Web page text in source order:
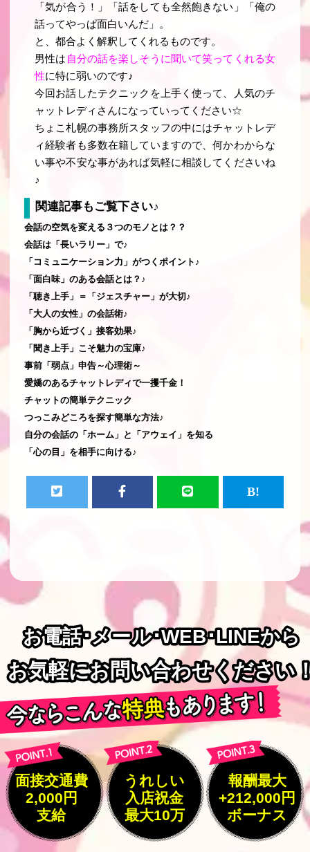
「気が合う！ 」「話をしても全然飽きない 」「 俺の
話ってやっぱ面白いんだ 」
。
と、都合よく解釈してくれるものです。
男性は 自分の話を楽しそうに聞いて笑ってくれる女
性に特に弱いのです♪
今回お話したテクニックを上手く使って、人気のチ
ャットレディさんになっていってください☆
ちょこ札幌の事務所スタッフの中にはチャットレデ
ィ経験者も多数在籍していますので、何かわからな
い事や不安な事があれば気軽に相談してくださいね
♪
関連記事もご覧下さい♪
会話の空気を変える３つのモノとは？？
会話は「長いラリー」で♪
「コミュニケーション力」がつくポイント♪
「面白味」のある会話とは？♪
「聴き上手」＝「ジェスチャー」が大切♪
「大人の女性」の会話術♪
「胸から近づく」接客効果♪
「聞き上手」こそ魅力の宝庫♪
事前「弱点」申告～心理術～
愛嬌のあるチャットレディで一攫千金！
チャットの簡単テクニック
つっこみどころを探す簡単な方法♪
自分の会話の「ホーム」と「アウェイ」を知る
「心の目」を相手に向ける♪
お電話･メール･WEB･LINEから
お電話･メール･WEB･LINEから
お気軽にお問い合わせください
お気軽にお問い合わせください
面接交通費
2,000円
支給
うれしい
入店祝金
最大10万
報酬最大
+212,000円
ボーナス